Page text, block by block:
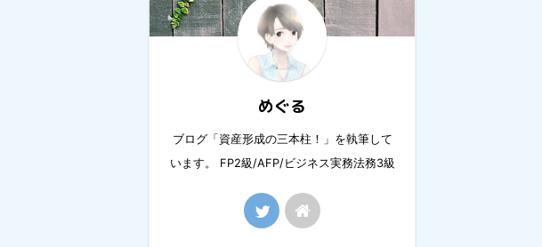
めぐる
ブログ「資産形成の三本柱！」を執筆して
います。 FP2級/AFP/ビジネス実務法務3級